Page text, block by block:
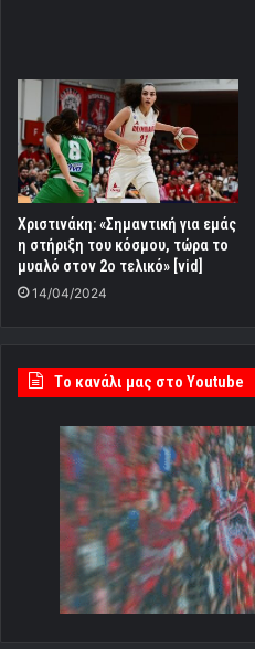
Χριστινάκη: «Σημαντική για εμάς
η στήριξη του κόσμου, τώρα το
μυαλό στον 2ο τελικό» [vid]
14/04/2024
Tο κανάλι μας στο Youtube